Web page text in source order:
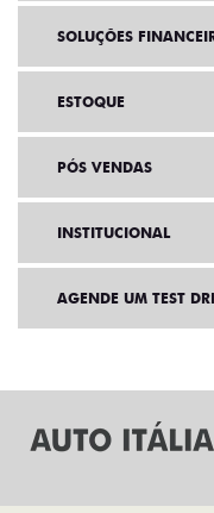
SOLUÇÕES
ESTOQUE
PÓS VENDAS
INSTITUCIONAL
AGENDE UM TEST